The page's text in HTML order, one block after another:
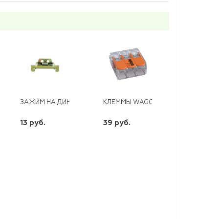
ЗАЖИМ НА ДИН РЕЙКУ HDW-211 ЭКФ
13 руб.
КЛЕММЫ WAGO 221-413 (4ММ2 CU)
39 руб.